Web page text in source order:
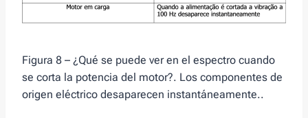
Figura 8 – ¿Qué se puede ver en el espectro cuando
se corta la potencia del motor?. Los componentes de
origen eléctrico desaparecen instantáneamente..